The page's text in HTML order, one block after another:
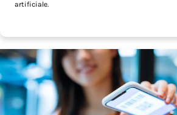
artificiale.